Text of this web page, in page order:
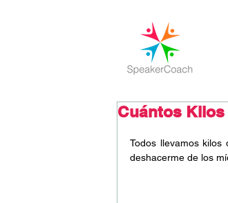
Cuántos
Todos llevamos
deshacerme de los